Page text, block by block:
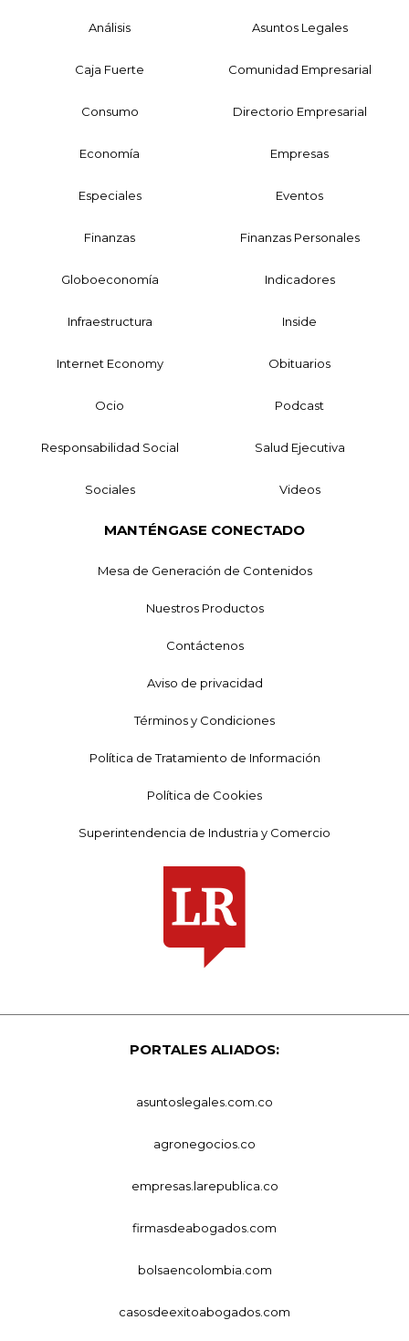
Análisis Asuntos Legales
Caja Fuerte Comunidad Empresarial
Consumo Directorio Empresarial
Economía Empresas
Especiales Eventos
Finanzas Finanzas Personales
Globoeconomía Indicadores
Infraestructura Inside
Internet Economy Obituarios
Ocio Podcast
Responsabilidad Social Salud Ejecutiva
Sociales Videos
MANTÉNGASE CONECTADO
Mesa de Generación de Contenidos
Nuestros Productos
Contáctenos
Aviso de privacidad
Términos y Condiciones
Política de Tratamiento de Información
Política de Cookies
Superintendencia de Industria y Comercio
PORTALES ALIADOS:
asuntoslegales.com.co
agronegocios.co
empresas.larepublica.co
firmasdeabogados.com
bolsaencolombia.com
casosdeexitoabogados.com